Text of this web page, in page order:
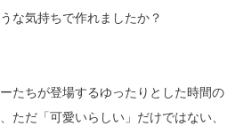
な気持ちで作れましたか？
たちが登場するゆったりとした時間の
ただ「可愛いらしい」だけではない、